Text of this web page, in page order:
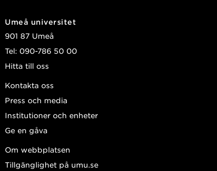
Umeå universitet
901 87 Umeå
Tel: 090-786 50 00
Hitta till oss
Kontakta oss
Press och media
Institutioner och enheter
Ge en gåva
Om webbplatsen
Tillgänglighet på umu.se